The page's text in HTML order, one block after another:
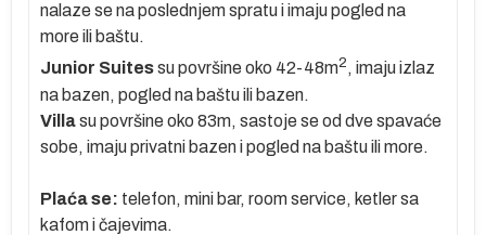
nalaze se na poslednjem spratu i imaju pogled na
more ili baštu.
Junior Suitessu površine oko 42-48m2, imaju izlaz
na bazen, pogled na baštu ili bazen.
Villasu površine oko 83m, sastoje se od dve spavaće
sobe, imaju privatni bazen i pogled na baštu ili more.
Plaća se: telefon, mini bar, room service, ketler sa
kafom i čajevima.